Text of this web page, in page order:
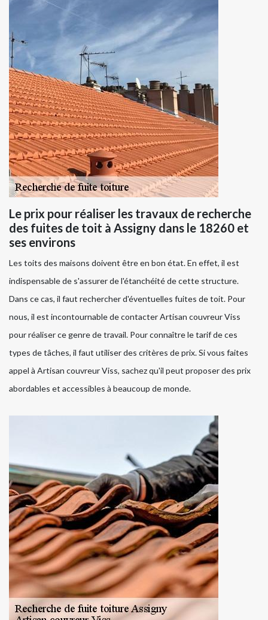
Le prix pour réaliser les travaux de recherche
des fuites de toit à Assigny dans le 18260 et
ses environs
Les toits des maisons doivent être en bon état. En effet, il est
indispensable de s'assurer de l'étanchéité de cette structure.
Dans ce cas, il faut rechercher d'éventuelles fuites de toit. Pour
nous, il est incontournable de contacter Artisan couvreur Viss
pour réaliser ce genre de travail. Pour connaître le tarif de ces
types de tâches, il faut utiliser des critères de prix. Si vous faites
appel à Artisan couvreur Viss, sachez qu'il peut proposer des prix
abordables et accessibles à beaucoup de monde.